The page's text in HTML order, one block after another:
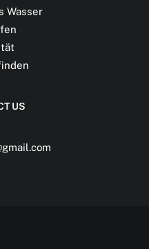
Wasser
US